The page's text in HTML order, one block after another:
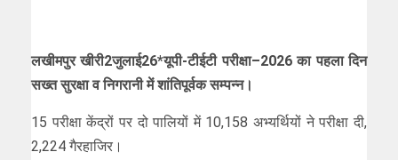
लखीमपुर खीरी2जुलाई26*यूपी-टीईटी परीक्षा–2026 का पहला दिन
सख्त सुरक्षा व निगरानी में शांतिपूर्वक सम्पन्न।
15 परीक्षा केंद्रों पर दो पालियों में 10,158 अभ्यर्थियों ने परीक्षा दी,
2,224 गैरहाजिर।